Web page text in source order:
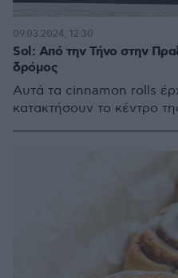
Sol: Από την Τήνο στην
δρόμος
Αυτά τα cinnamon rolls
κατακτήσουν το κέντρο
09.03.2024, 12:30